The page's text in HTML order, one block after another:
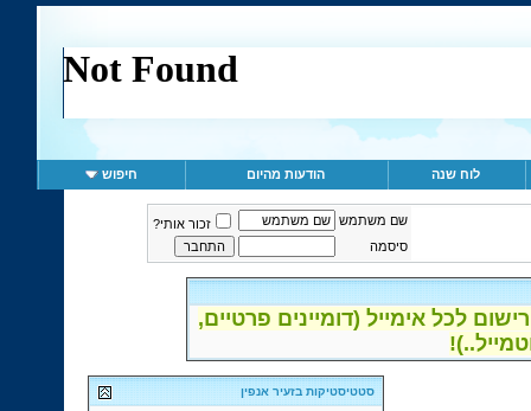
לוח שנה הודעות מהיום חיפוש
שם משתמש
זכור אותי?
סיסמה
לכל אימייל (דומיינים פרטיים,
סטטיסטיקות בזעיר אנפין